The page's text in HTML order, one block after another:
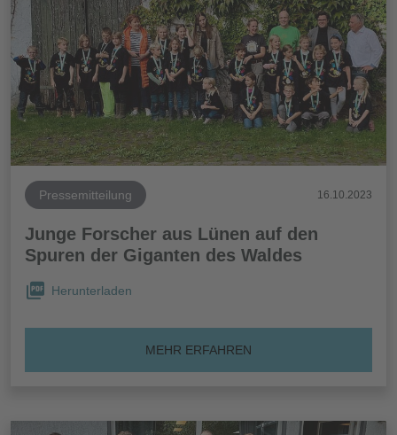
Pressemitteilung 16.10.2023
Junge Forscher aus Lünen auf den
Spuren der Giganten des Waldes
Herunterladen
MEHR ERFAHREN